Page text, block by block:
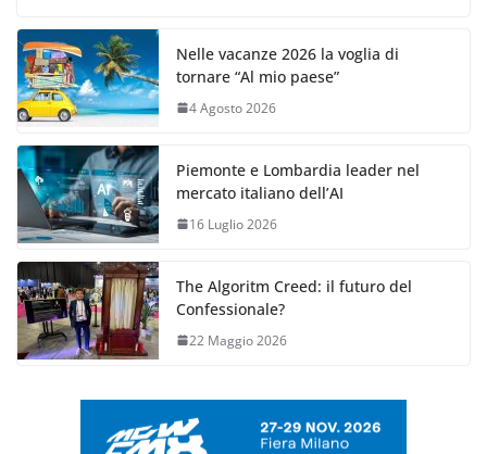
Nelle vacanze 2026 la voglia di
tornare “Al mio paese”
4 Agosto 2026
Piemonte e Lombardia leader nel
mercato italiano dell’AI
16 Luglio 2026
The Algoritm Creed: il futuro del
Confessionale?
22 Maggio 2026